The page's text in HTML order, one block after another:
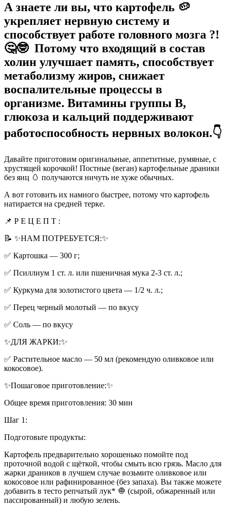
А знаете ли вы, что картофель 🥔
укрепляет нервную систему и
способствует работе головного мозга ?!
🤔🤓 Потому что входящий в состав
холин улучшает память, способствует
метаболизму жиров, снижает
воспалительные процессы в
организме. Витамины группы В,
глюкоза и кальций поддерживают
работоспособность нервных волокон.👇
Давайте приготовим оригинальные, аппетитные, румяные, с
хрустящей корочкой! Постные (веган) картофельные драники
без яиц 🥚 получаются ничуть не хуже обычных.
А вот готовить их намного быстрее, потому что картофель
натирается на средней терке.
📌 Р Е Ц Е П Т :
📝 ✨НАМ ПОТРЕБУЕТСЯ:✨
✅️ Картошка — 300 г;
✅️ Псиллиум 1 ст. л. или пшеничная мука 2-3 ст. л.;
✅️ Куркума для золотистого цвета — 1/2 ч. л.;
✅️ Перец черный молотый — по вкусу
✅️ Соль — по вкусу
✨ДЛЯ ЖАРКИ:✨
✅️ Растительное масло — 50 мл (рекомендую оливковое или
кокосовое).
✨Пошаговое приготовление:✨
Общее время приготовления: 30 мин
Шаг 1:
Подготовьте продукты:
Картофель предварительно хорошенько помойте под
проточной водой с щёткой, чтобы смыть всю грязь. Масло для
жарки драников в лучшем случае возьмите оливковое или
кокосовое или рафинированное (без запаха). Вы также можете
добавить в тесто репчатый лук* 🧅 (сырой, обжаренный или
пассированный) и любую зелень.